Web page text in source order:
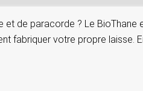
de paracorde ? Le
fabriquer votre propre laisse.